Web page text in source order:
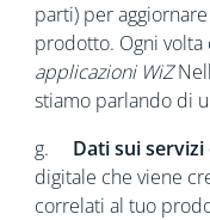
parti) per
prodotto. Ogni
applicazioni WiZ
stiamo parlando di
g. Dati sui
digitale che viene
correlati al tuo